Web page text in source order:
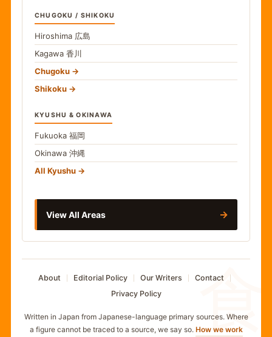
食
CHUGOKU / SHIKOKU
Hiroshima 広島
Kagawa 香川
Chugoku
Shikoku
KYUSHU & OKINAWA
Fukuoka 福岡
Okinawa 沖縄
All Kyushu
View All Areas →
About Editorial Policy Our Writers
Contact
Privacy Policy
Written in Japan from Japanese-language primary sources. Where
a figure cannot be traced to a source, we say so. How we work